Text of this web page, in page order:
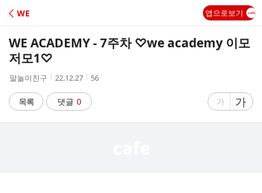
C
A
WE 앱으로보기
WE ACADEMY - 7주차 ♡we academy 이모
저모1♡
작
자
말놀이친구
작
시
간
22.12.27
조
수
56
목록 댓글 0
글
가
글
자
가